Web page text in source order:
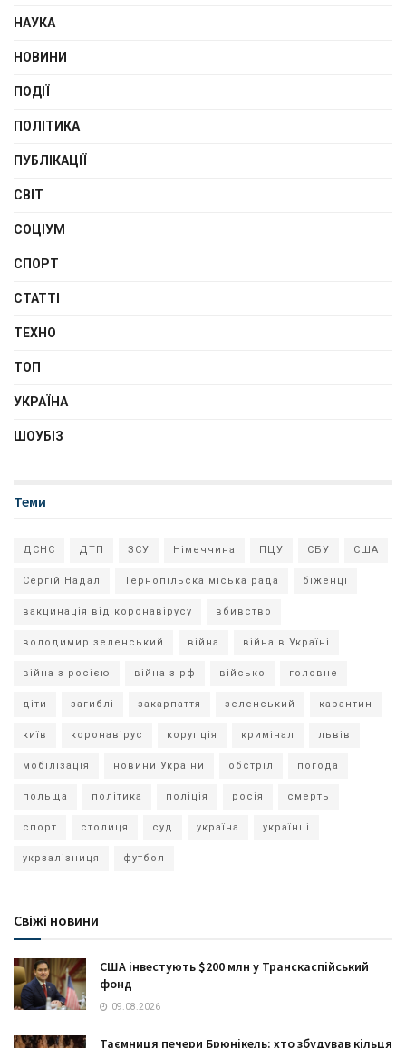
НАУКА
НОВИНИ
ПОДІЇ
ПОЛІТИКА
ПУБЛІКАЦІЇ
СВІТ
СОЦІУМ
СПОРТ
СТАТТІ
ТЕХНО
ТОП
УКРАЇНА
ШОУБІЗ
Теми
ДСНС ДТП ЗСУ Німеччина ПЦУ СБУ США
Сергій Надал Тернопільска міська рада біженці
вакцинація від коронавірусу вбивство
володимир зеленський війна війна в Україні
війна з росією війна з рф військо головне
діти загиблі закарпаття зеленський карантин
київ коронавірус корупція кримінал львів
мобілізація новини України обстріл погода
польща політика поліція росія смерть
спорт столиця суд україна українці
укрзалізниця футбол
Свіжі новини
США інвестують $200 млн у Транскаспійський
фонд
09.08.2026
Таємниця печери Брюнікель: хто збудував кільця